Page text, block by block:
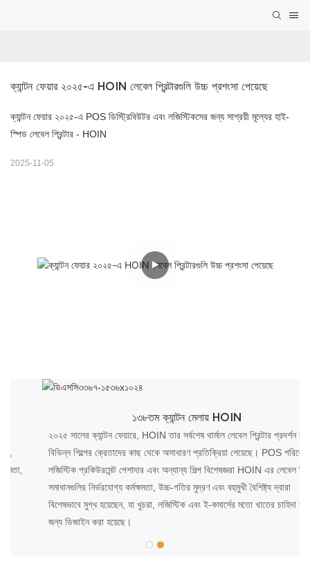
ক্যান্টন ফেয়ার ২০২৫-এ HOIN লেবেল প্রিন্টারগুলি উচ্চ প্রশংসা পেয়েছে
ক্যান্টন ফেয়ার ২০২৫-এ POS ডিস্ট্রিবিউটর এবং লজিস্টিকসের জন্য সাশ্রয়ী মূল্যের হাই-
স্পিড লেবেল প্রিন্টার - HOIN
2025-11-05
১৩৮তম ক্যান্টন মেলায় HOIN
২০২৫ সালের ক্যান্টন ফেয়ারে, HOIN তার সর্বশেষ থার্মাল লেবেল প্রিন্টার প্রদর্শন করে,
বিভিন্ন শিল্পের ক্রেতাদের কাছ থেকে অসাধারণ প্রতিক্রিয়া পেয়েছে। POS পরিবেশক,
লজিস্টিক প্রকিউরমেন্ট পেশাদার এবং অন্যান্য শিল্প বিশেষজ্ঞরা HOIN এর লেবেল প্রিন্টিং
সমাধানগুলির নির্ভরযোগ্য কর্মক্ষমতা, উচ্চ-গতির মুদ্রণ এবং বহুমুখী বৈশিষ্ট্য দ্বারা
বিশেষভাবে মুগ্ধ হয়েছেন, যা খুচরা, লজিস্টিক এবং ই-কমার্সের মতো খাতের চাহিদা পূরণের
জন্য ডিজাইন করা হয়েছে।